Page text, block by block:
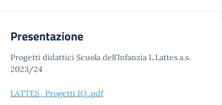
Presentazione
Progetti didattici Scuola dell'Infanzia L.Lattes a.s.
2023/24
LATTES_Progetti 1Q..pdf